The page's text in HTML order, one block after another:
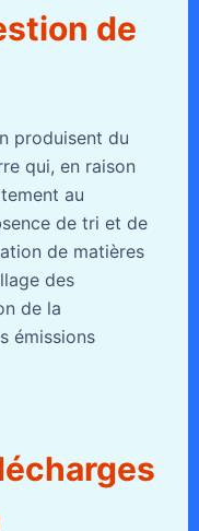
de
produisent du
qui, en raison
au
de tri et de
de matières
des
de la
émissions